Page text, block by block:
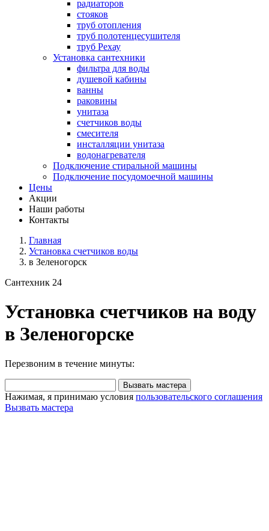
радиаторов
стояков
труб отопления
труб полотенцесушителя
труб Рехау
Установка сантехники
фильтра для воды
душевой кабины
ванны
раковины
унитаза
счетчиков воды
смесителя
инсталляции унитаза
водонагревателя
Подключение стиральной машины
Подключение посудомоечной машины
Цены
Акции
Наши работы
Контакты
Главная
Установка счетчиков воды
в Зеленогорск
Сантехник 24
Установка счетчиков на воду
в Зеленогорске
Перезвоним в течение минуты:
Вызвать мастера
Нажимая, я принимаю условия пользовательского соглашения
Вызвать мастера